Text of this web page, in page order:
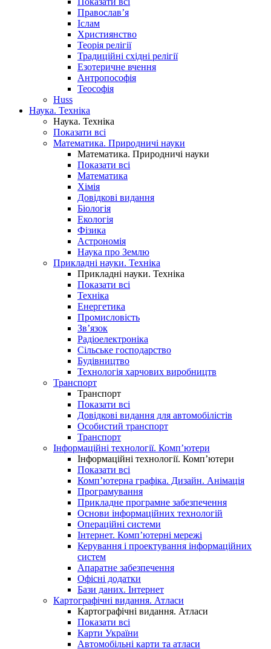
Православ’я
Іслам
Християнство
Теорія релігії
Традиційні східні релігії
Езотеричне вчення
Антропософія
Теософія
Huss
Наука. Техніка
Наука. Техніка
Показати всі
Математика. Природничі науки
Математика. Природничі науки
Показати всі
Математика
Хімія
Довідкові видання
Біологія
Екологія
Фізика
Астрономія
Наука про Землю
Прикладні науки. Техніка
Прикладні науки. Техніка
Показати всі
Техніка
Енергетика
Промисловість
Зв’язок
Радіоелектроніка
Сільське господарство
Будівництво
Технологія харчових виробництв
Транспорт
Транспорт
Показати всі
Довідкові видання для автомобілістів
Особистий транспорт
Транспорт
Інформаційні технології. Комп’ютери
Інформаційні технології. Комп’ютери
Показати всі
Комп’ютерна графіка. Дизайн. Анімація
Програмування
Прикладне програмне забезпечення
Основи інформаційних технологій
Операційні системи
Інтернет. Комп’ютерні мережі
Керування і проектування інформаційних
систем
Апаратне забезпечення
Офісні додатки
Бази даних. Інтернет
Картографічні видання. Атласи
Картографічні видання. Атласи
Показати всі
Карти України
Автомобільні карти та атласи